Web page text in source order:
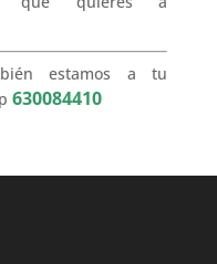
estamos a tu
630084410